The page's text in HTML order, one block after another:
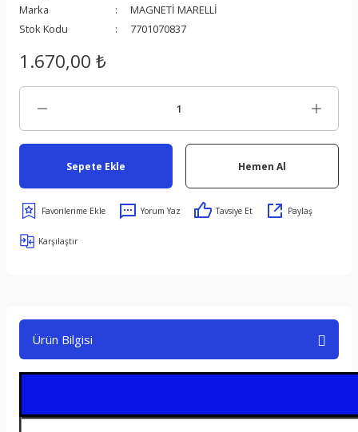
Marka
MAGNETİ MARELLİ
Stok Kodu
7701070837
1.670,00 ₺
Sepete Ekle Hemen Al
Yorum Yaz Tavsiye Et Paylaş
Karşılaştır
Ürün Bilgisi